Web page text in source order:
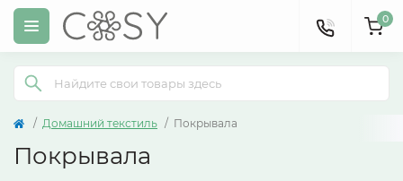
0
Домашний текстиль Покрывала
Покрывала